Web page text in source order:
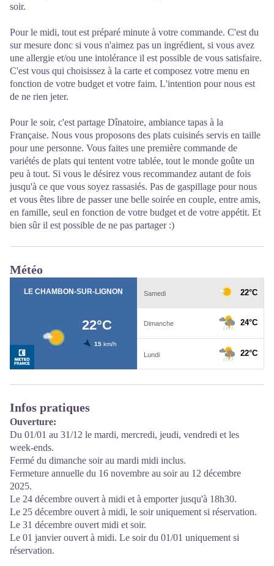
soir.
Pour le midi, tout est préparé minute à votre commande. C'est du
sur mesure donc si vous n'aimez pas un ingrédient, si vous avez
une allergie et/ou une intolérance il est possible de vous satisfaire.
C'est vous qui choisissez à la carte et composez votre menu en
fonction de votre budget et votre faim. L'intention pour nous est
de ne rien jeter.
Pour le soir, c'est partage Dînatoire, ambiance tapas à la
Française. Nous vous proposons des plats cuisinés servis en taille
pour une personne. Vous faites une première commande de
variétés de plats qui tentent votre tablée, tout le monde goûte un
peu à tout. Si vous le désirez vous recommandez autant de fois
jusqu'à ce que vous soyez rassasiés. Pas de gaspillage pour nous
et vous êtes libre de passer une belle soirée en couple, entre amis,
en famille, seul en fonction de votre budget et de votre appétit. Et
bien sûr il est possible de ne pas partager :)
Météo
Infos pratiques
Ouverture:
Du 01/01 au 31/12 le mardi, mercredi, jeudi, vendredi et les
week-ends.
Fermé du dimanche soir au mardi midi inclus.
Fermeture annuelle du 16 novembre au soir au 12 décembre
2025.
Le 24 décembre ouvert à midi et à emporter jusqu'à 18h30.
Le 25 décembre ouvert à midi, le soir uniquement si réservation.
Le 31 décembre ouvert midi et soir.
Le 01 janvier ouvert à midi. Le soir du 01/01 uniquement si
réservation.